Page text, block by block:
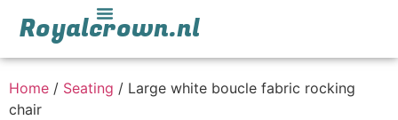
Royalcrown.nl
Home / Seating / Large white boucle fabric rocking
chair